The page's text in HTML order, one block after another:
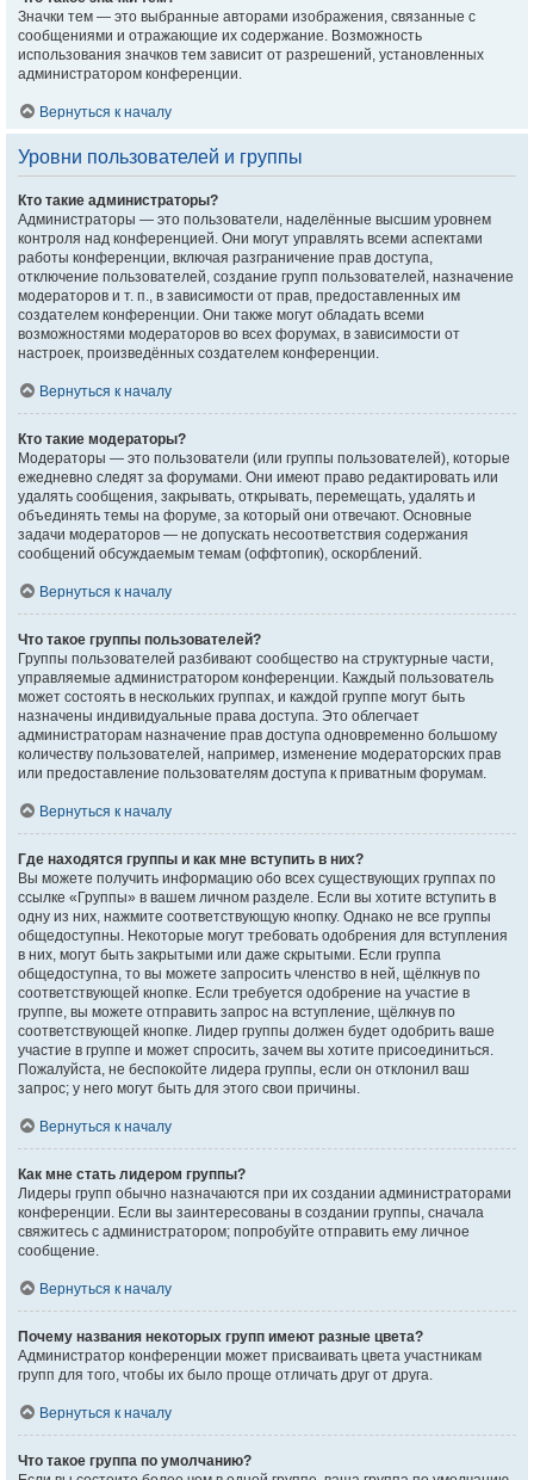
Значки тем — это выбранные авторами изображения, связанные с
сообщениями и отражающие их содержание. Возможность
использования значков тем зависит от разрешений, установленных
администратором конференции.
Вернуться к началу
Уровни пользователей и группы
Кто такие администраторы?
Администраторы — это пользователи, наделённые высшим уровнем
контроля над конференцией. Они могут управлять всеми аспектами
работы конференции, включая разграничение прав доступа,
отключение пользователей, создание групп пользователей, назначение
модераторов и т. п., в зависимости от прав, предоставленных им
создателем конференции. Они также могут обладать всеми
возможностями модераторов во всех форумах, в зависимости от
настроек, произведённых создателем конференции.
Вернуться к началу
Кто такие модераторы?
Модераторы — это пользователи (или группы пользователей), которые
ежедневно следят за форумами. Они имеют право редактировать или
удалять сообщения, закрывать, открывать, перемещать, удалять и
объединять темы на форуме, за который они отвечают. Основные
задачи модераторов — не допускать несоответствия содержания
сообщений обсуждаемым темам (оффтопик), оскорблений.
Вернуться к началу
Что такое группы пользователей?
Группы пользователей разбивают сообщество на структурные части,
управляемые администратором конференции. Каждый пользователь
может состоять в нескольких группах, и каждой группе могут быть
назначены индивидуальные права доступа. Это облегчает
администраторам назначение прав доступа одновременно большому
количеству пользователей, например, изменение модераторских прав
или предоставление пользователям доступа к приватным форумам.
Вернуться к началу
Где находятся группы и как мне вступить в них?
Вы можете получить информацию обо всех существующих группах по
ссылке «Группы» в вашем личном разделе. Если вы хотите вступить в
одну из них, нажмите соответствующую кнопку. Однако не все группы
общедоступны. Некоторые могут требовать одобрения для вступления
в них, могут быть закрытыми или даже скрытыми. Если группа
общедоступна, то вы можете запросить членство в ней, щёлкнув по
соответствующей кнопке. Если требуется одобрение на участие в
группе, вы можете отправить запрос на вступление, щёлкнув по
соответствующей кнопке. Лидер группы должен будет одобрить ваше
участие в группе и может спросить, зачем вы хотите присоединиться.
Пожалуйста, не беспокойте лидера группы, если он отклонил ваш
запрос; у него могут быть для этого свои причины.
Вернуться к началу
Как мне стать лидером группы?
Лидеры групп обычно назначаются при их создании администраторами
конференции. Если вы заинтересованы в создании группы, сначала
свяжитесь с администратором; попробуйте отправить ему личное
сообщение.
Вернуться к началу
Почему названия некоторых групп имеют разные цвета?
Администратор конференции может присваивать цвета участникам
групп для того, чтобы их было проще отличать друг от друга.
Вернуться к началу
Что такое группа по умолчанию?